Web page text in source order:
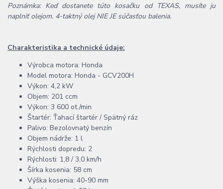
Poznámka: Keď dostanete túto kosačku od TEXAS, musíte ju
naplniť olejom. 4-taktný olej NIE JE súčasťou balenia.
Charakteristika a technické údaje:
Výrobca motora: Honda
Model motora: Honda - GCV200H
Výkon: 4,2 kW
Objem: 201 ccm
Výkon: 3 600 ot./min
Štartér: Ťahací štartér / Spätný ráz
Palivo: Bezolovnatý benzín
Objem nádrže: 1 l
Rýchlosti dopredu: 2
Rýchlosti: 1,8 / 3,0 km/h
Šírka kosenia: 58 cm
Výška kosenia: 40-90 mm